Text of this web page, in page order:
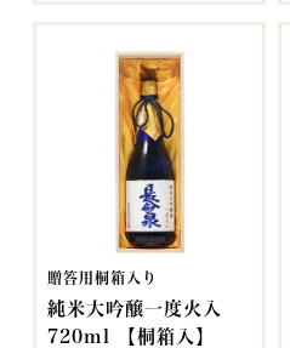
贈答用桐箱入り
純米大吟醸一度火入
720ml 【桐箱入】